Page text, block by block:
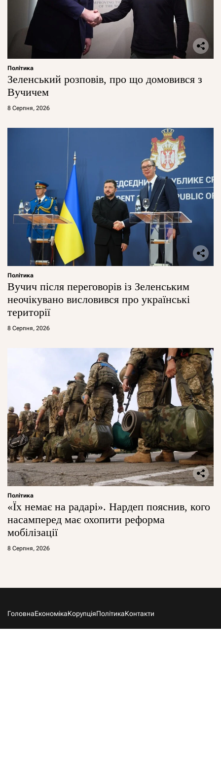
Політика
Зеленський розповів, про що домовився з
Вучичем
8 Серпня, 2026
Політика
Вучич після переговорів із Зеленським
неочікувано висловився про українські
території
8 Серпня, 2026
Політика
«Їх немає на радарі». Нардеп пояснив, кого
насамперед має охопити реформа
мобілізації
8 Серпня, 2026
ГоловнаЕкономікаКорупціяПолітикаКонтакти